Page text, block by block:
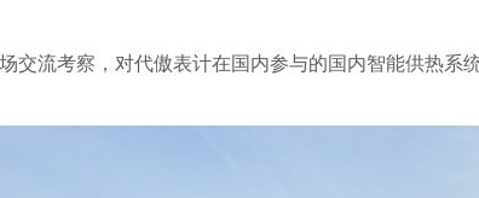
交流考察，对代傲表计在国内参与的国内智能供热系